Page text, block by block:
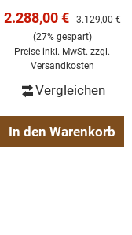
– massiver
Klostertisch für den
Außenbereich
Verkaufspreis:
2.288,00 € Regulärer
3.129,00 €
(27% gespart)
Preise inkl. MwSt. zzgl.
Versandkosten
Vergleichen
In den Warenkorb